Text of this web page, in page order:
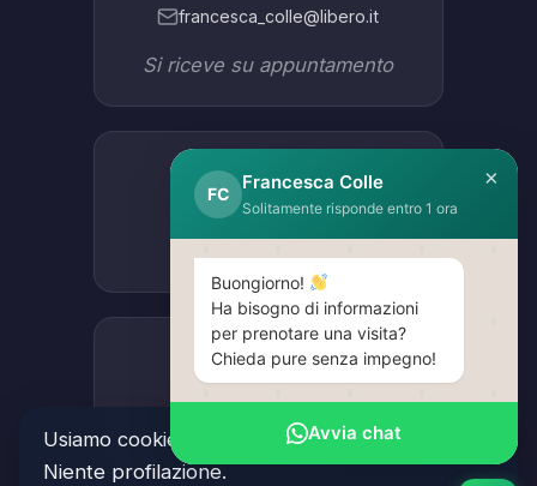
francesca_colle@libero.it
Si riceve su appuntamento
Studio Lissone
Via Como 47B
Studio Vimercate
Apri in Google Maps
×
FC
Francesca Colle
Solitamente risponde entro 1 ora
Buongiorno!
Ha bisogno di informazioni
per prenotare una visita?
Chieda pure senza impegno!
Avvia chat
Usiamo cookie tecnici e statistiche anonime.
Niente profilazione.